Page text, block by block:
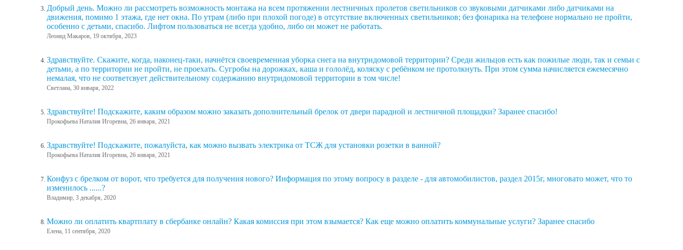
Добрый день. Можно ли рассмотреть возможность монтажа на всем протяжении лестничных пролетов светильников со звуковыми датчиками либо датчиками на
движения, помимо 1 этажа, где нет окна. По утрам (либо при плохой погоде) в отсутствие включенных светильников; без фонарика на телефоне нормально не пройти,
особенно с детьми, спасибо. Лифтом пользоваться не всегда удобно, либо он может не работать.
Леонид Макаров, 19 октября, 2023
Здравствуйте. Скажите, когда, наконец-таки, начнётся своевременная уборка снега на внутридомовой территории? Среди жильцов есть как пожилые люди, так и семьи с
детьми, а по территории не пройти, не проехать. Сугробы на дорожках, каша и гололёд, коляску с ребёнком не протолкнуть. При этом сумма начисляется ежемесячно
немалая, что не соответсвует действительному содержанию внутридомовой территории в том числе!
Светлана, 30 января, 2022
Здравствуйте! Подскажите, каким образом можно заказать дополнительный брелок от двери парадной и лестничной площадки? Заранее спасибо!
Прокофьева Наталия Игоревна, 26 января, 2021
Здравствуйте! Подскажите, пожалуйста, как можно вызвать электрика от ТСЖ для установки розетки в ванной?
Прокофьева Наталия Игоревна, 26 января, 2021
Конфуз с брелком от ворот, что требуется для получения нового? Информация по этому вопросу в разделе - для автомобилистов, раздел 2015г, многовато может, что то
изменилось ......?
Владимир, 3 декабря, 2020
Можно ли оплатить квартплату в сбербанке онлайн? Какая комиссия при этом взымается? Как еще можно оплатить коммунальные услуги? Заранее спасибо
Елена, 11 сентября, 2020